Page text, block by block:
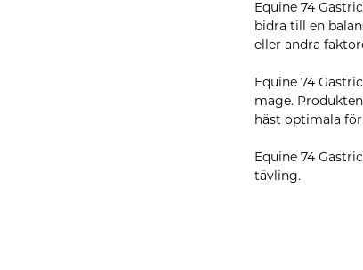
Equine 74
bidra till en
eller andra
Equine 74
mage.
häst optimala
Equine 74
tävling.